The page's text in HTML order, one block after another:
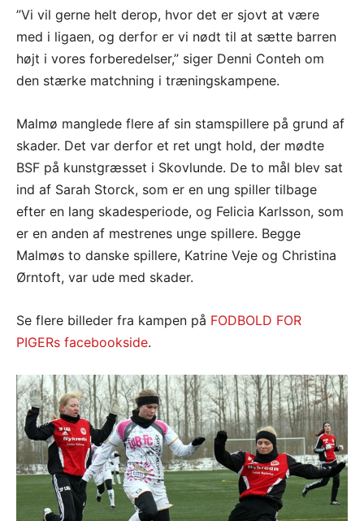
”Vi vil gerne helt derop, hvor det er sjovt at være
med i ligaen, og derfor er vi nødt til at sætte barren
højt i vores forberedelser,” siger Denni Conteh om
den stærke matchning i træningskampene.
Malmø manglede flere af sin stamspillere på grund af
skader. Det var derfor et ret ungt hold, der mødte
BSF på kunstgræsset i Skovlunde. De to mål blev sat
ind af Sarah Storck, som er en ung spiller tilbage
efter en lang skadesperiode, og Felicia Karlsson, som
er en anden af mestrenes unge spillere. Begge
Malmøs to danske spillere, Katrine Veje og Christina
Ørntoft, var ude med skader.
Se flere billeder fra kampen på FODBOLD FOR
PIGERs facebookside.